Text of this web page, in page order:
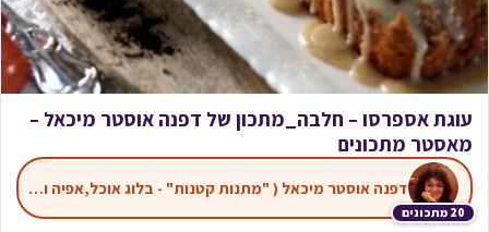
עוגת אספרסו – חלבה_מתכון של דפנה אוסטר מיכאל –
מאסטר מתכונים
20 מתכונים
דפנה אוסטר מיכאל ( "מתנות קטנות" - בלוג אוכל,אפיה ועוד)